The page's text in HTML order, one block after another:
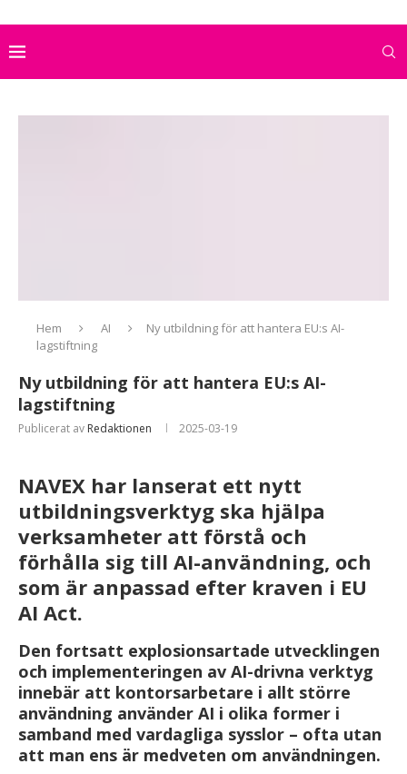
Hem AI
Ny utbildning för att hantera EU:s AI-
lagstiftning
Ny utbildning för att hantera EU:s AI-
lagstiftning
Publicerat av Redaktionen 2025-03-19
NAVEX har lanserat ett nytt
utbildningsverktyg ska hjälpa
verksamheter att förstå och
förhålla sig till AI-användning, och
som är anpassad efter kraven i EU
AI Act.
Den fortsatt explosionsartade utvecklingen
och implementeringen av AI-drivna verktyg
innebär att kontorsarbetare i allt större
användning använder AI i olika former i
samband med vardagliga sysslor – ofta utan
att man ens är medveten om användningen.